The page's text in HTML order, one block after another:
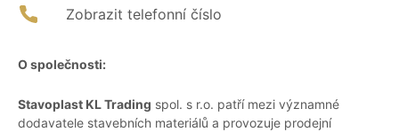
Zobrazit telefonní číslo
O společnosti:
Stavoplast KL Trading spol. s r.o. patří mezi významné
dodavatele stavebních materiálů a provozuje prodejní